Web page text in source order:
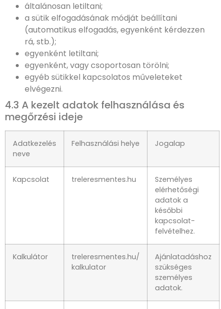
általánosan letiltani;
a sütik elfogadásának módját beállítani
(automatikus elfogadás, egyenként kérdezzen
rá, stb.);
egyenként letiltani;
egyenként, vagy csoportosan törölni;
egyéb sütikkel kapcsolatos műveleteket
elvégezni.
4.3 A kezelt adatok felhasználása és
megőrzési ideje
Adatkezelés
neve
Felhasználási helye Jogalap
Kapcsolat treleresmentes.hu
Személyes
elérhetőségi
adatok a
későbbi
kapcsolat-
felvételhez.
Kalkulátor
treleresmentes.hu/
kalkulator
Ajánlatadáshoz
szükséges
személyes
adatok.